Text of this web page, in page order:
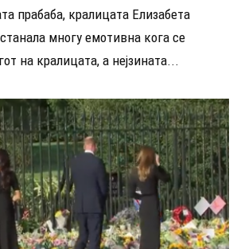
прабаба, кралицата Елизабета
многу емотивна кога се
на кралицата, а нејзината...